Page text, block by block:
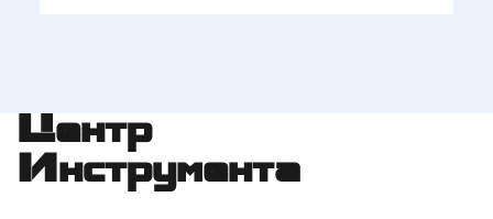
Центр
Инструмента